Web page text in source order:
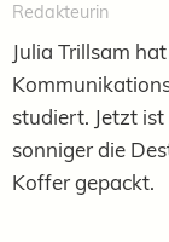
Redakteurin
Julia Trillsam
studiert. Jetzt ist
sonniger die
Koffer gepackt.